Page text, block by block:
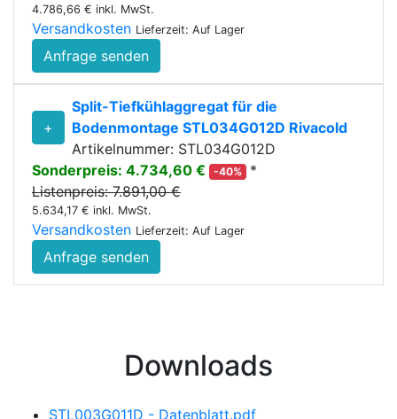
4.786,66 € inkl. MwSt.
Versandkosten Lieferzeit: Auf Lager
Anfrage senden
+
Split-Tiefkühlaggregat für die
Bodenmontage STL034G012D Rivacold
Artikelnummer: STL034G012D
Sonderpreis: 4.734,60 €
-40%
*
Listenpreis: 7.891,00 €
5.634,17 € inkl. MwSt.
Versandkosten Lieferzeit: Auf Lager
Anfrage senden
Downloads
STL003G011D - Datenblatt.pdf